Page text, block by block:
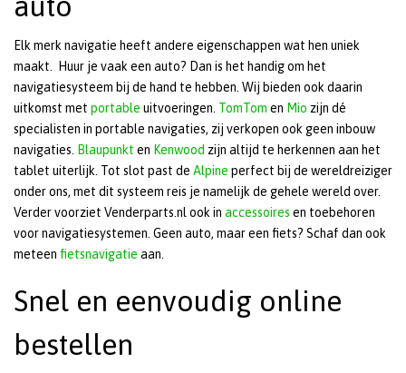
Elk merk navigatie heeft andere eigenschappen wat hen uniek
maakt. Huur je vaak een auto? Dan is het handig om het
navigatiesysteem bij de hand te hebben. Wij bieden ook daarin
uitkomst met portable uitvoeringen. TomTom en Mio zijn dé
specialisten in portable navigaties, zij verkopen ook geen inbouw
navigaties.
Blaupunkt en Kenwood zijn altijd te herkennen aan het
tablet uiterlijk. Tot slot past de Alpine perfect bij de wereldreiziger
onder ons, met dit systeem reis je namelijk de gehele wereld over.
Verder voorziet Venderparts.nl ook in accessoires en toebehoren
voor navigatiesystemen. Geen auto, maar een fiets? Schaf dan ook
meteen fietsnavigatie aan.
Snel en eenvoudig online
bestellen